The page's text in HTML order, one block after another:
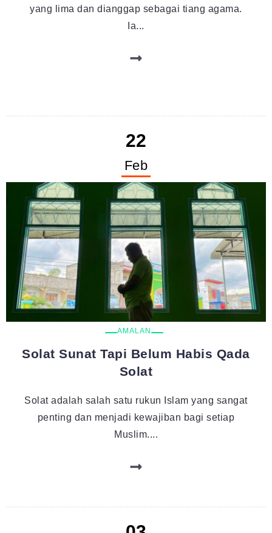
yang lima dan dianggap sebagai tiang agama.
Ia...
22
Feb
AMALAN
Solat Sunat Tapi Belum Habis Qada
Solat
Solat adalah salah satu rukun Islam yang sangat
penting dan menjadi kewajiban bagi setiap
Muslim....